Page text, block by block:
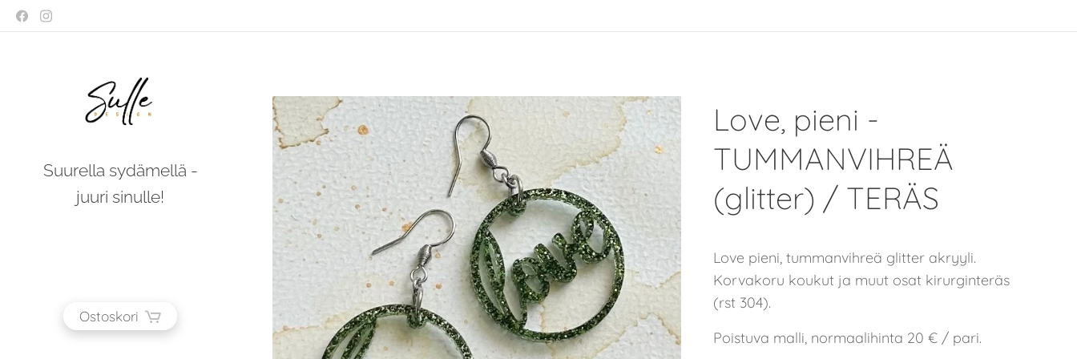
Suurella sydämellä -
juuri sinulle!
Ostoskori
Love, pieni -
TUMMANVIHREÄ
(glitter) / TERÄS
Love pieni, tummanvihreä glitter akryyli.
Korvakoru koukut ja muut osat kirurginteräs
(rst 304).
Poistuva malli, normaalihinta 20 € / pari.